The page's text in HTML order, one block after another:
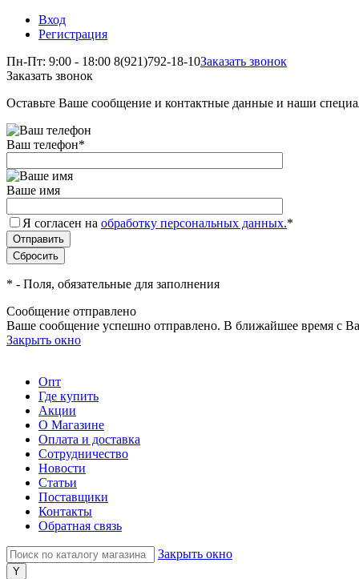
Вход
Регистрация
Пн-Пт: 9:00 - 18:00 8(921)792-18-10Заказать звонок
Заказать звонок
Оставьте Ваше сообщение и контактные данные и наши
Ваш телефон*
Ваше имя
Я согласен на обработку персональных данных.*
* - Поля, обязательные для заполнения
Сообщение отправлено
Ваше сообщение успешно отправлено. В ближайшее время с
Закрыть окно
Опт
Где купить
Акции
О Магазине
Оплата и доставка
Сотрудничество
Новости
Статьи
Поставщики
Контакты
Обратная связь
Закрыть окно